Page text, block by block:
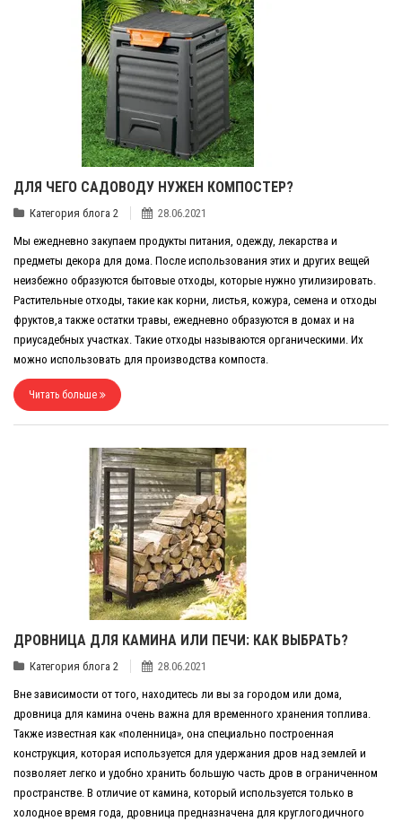
ДЛЯ ЧЕГО САДОВОДУ НУЖЕН КОМПОСТЕР?
Категория блога 2 28.06.2021
Мы ежедневно закупаем продукты питания, одежду, лекарства и
предметы декора для дома. После использования этих и других вещей
неизбежно образуются бытовые отходы, которые нужно утилизировать.
Растительные отходы, такие как корни, листья, кожура, семена и отходы
фруктов,а также остатки травы, ежедневно образуются в домах и на
приусадебных участках. Такие отходы называются органическими. Их
можно использовать для производства компоста.
Читать больше
ДРОВНИЦА ДЛЯ КАМИНА ИЛИ ПЕЧИ: КАК ВЫБРАТЬ?
Категория блога 2 28.06.2021
Вне зависимости от того, находитесь ли вы за городом или дома,
дровница для камина очень важна для временного хранения топлива.
Также известная как «поленница», она специально построенная
конструкция, которая используется для удержания дров над землей и
позволяет легко и удобно хранить большую часть дров в ограниченном
пространстве. В отличие от камина, который используется только в
холодное время года, дровница предназначена для круглогодичного